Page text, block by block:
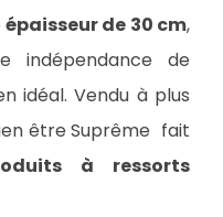
épaisseur de 30 cm,
indépendance de
idéal. Vendu à plus
être Suprême fait
à ressorts